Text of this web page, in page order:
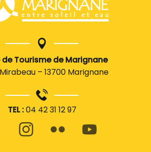
Tourisme de Marignane
– 13700 Marignane
TEL :04 42 31 12 97